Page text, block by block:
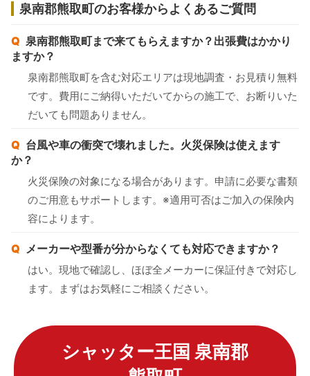
泉南郡熊取町のお客様からよくあるご質問
泉南郡熊取町まで来てもらえますか？出張費はかかり
ますか？
泉南郡熊取町を含む対応エリアは現地調査・お見積り無料
です。費用にご納得いただいてからの施工で、お断りいた
だいても問題ありません。
台風や車の衝突で壊れました。火災保険は使えます
か？
火災保険の対象になる場合があります。申請に必要な書類
のご用意もサポートします。※適用可否はご加入の保険内
容によります。
メーカーや型番が分からなくても対応できますか？
はい。現地で確認し、ほぼ全メーカーに保証付きで対応し
ます。まずはお気軽にご相談ください。
シャッター王国 泉南郡